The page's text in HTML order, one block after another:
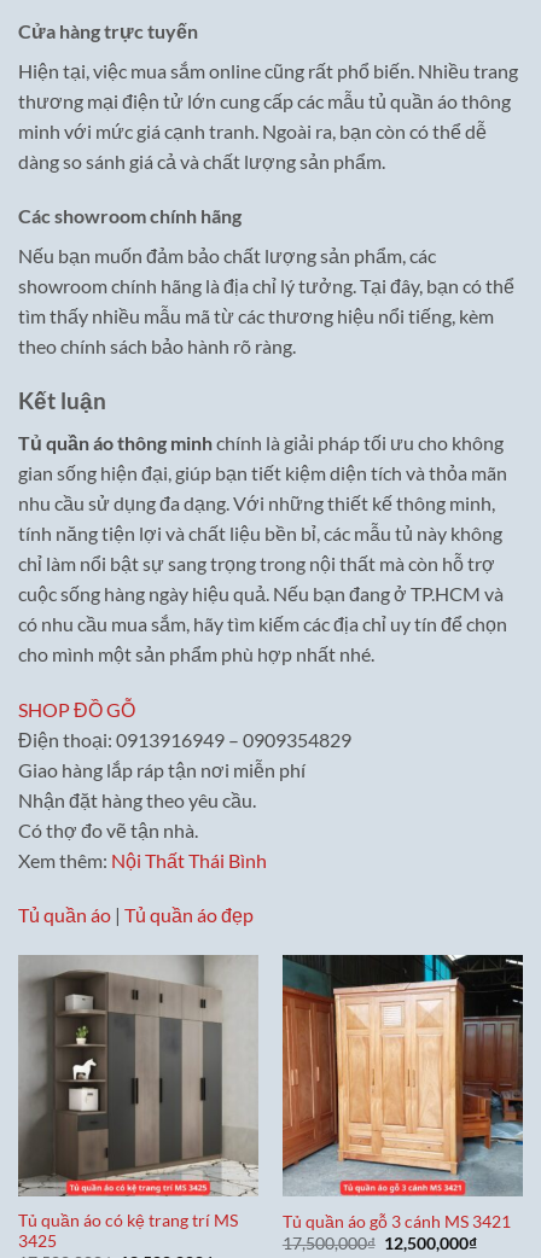
Cửa hàng trực tuyến
Hiện tại, việc mua sắm online cũng rất phổ biến. Nhiều trang
thương mại điện tử lớn cung cấp các mẫu tủ quần áo thông
minh với mức giá cạnh tranh. Ngoài ra, bạn còn có thể dễ
dàng so sánh giá cả và chất lượng sản phẩm.
Các showroom chính hãng
Nếu bạn muốn đảm bảo chất lượng sản phẩm, các
showroom chính hãng là địa chỉ lý tưởng. Tại đây, bạn có thể
tìm thấy nhiều mẫu mã từ các thương hiệu nổi tiếng, kèm
theo chính sách bảo hành rõ ràng.
Kết luận
Tủ quần áo thông minhchính là giải pháp tối ưu cho không
gian sống hiện đại, giúp bạn tiết kiệm diện tích và thỏa mãn
nhu cầu sử dụng đa dạng. Với những thiết kế thông minh,
tính năng tiện lợi và chất liệu bền bỉ, các mẫu tủ này không
chỉ làm nổi bật sự sang trọng trong nội thất mà còn hỗ trợ
cuộc sống hàng ngày hiệu quả. Nếu bạn đang ở TP.HCM và
có nhu cầu mua sắm, hãy tìm kiếm các địa chỉ uy tín để chọn
cho mình một sản phẩm phù hợp nhất nhé.
SHOP ĐỒ GỖ
Điện thoại: 0913916949 – 0909354829
Giao hàng lắp ráp tận nơi miễn phí
Nhận đặt hàng theo yêu cầu.
Có thợ đo vẽ tận nhà.
Xem thêm: Nội Thất Thái Bình
Tủ quần áo | Tủ quần áo đẹp
Tủ quần áo có kệ trang trí MS
3425
Tủ quần áo gỗ 3 cánh MS 3421
17,500,000₫ Giá
12,500,000₫Giá